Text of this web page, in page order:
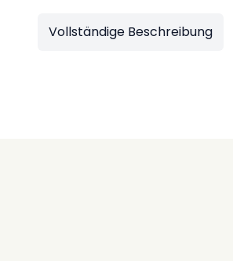
Vollständige Beschreibung